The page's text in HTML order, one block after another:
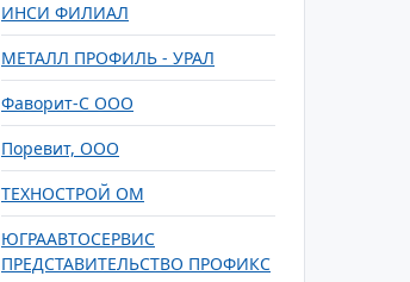
ИНСИ ФИЛИАЛ
МЕТАЛЛ ПРОФИЛЬ - УРАЛ
Фаворит-С ООО
Поревит, ООО
ТЕХНОСТРОЙ ОМ
ЮГРААВТОСЕРВИС
ПРЕДСТАВИТЕЛЬСТВО ПРОФИКС